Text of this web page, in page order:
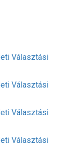
Választási
Választási
Választási
Választási